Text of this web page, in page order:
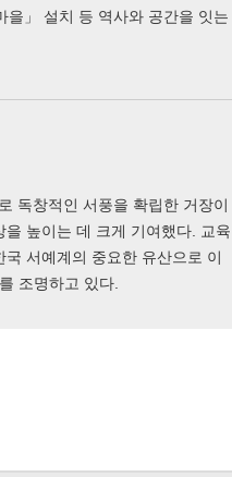
을」 설치 등 역사와 공간을 잇는
독창적인 서풍을 확립한 거장이
높이는 데 크게 기여했다. 교육
서예계의 중요한 유산으로 이
조명하고 있다.